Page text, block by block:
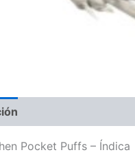
Pocket Puffs – Índica